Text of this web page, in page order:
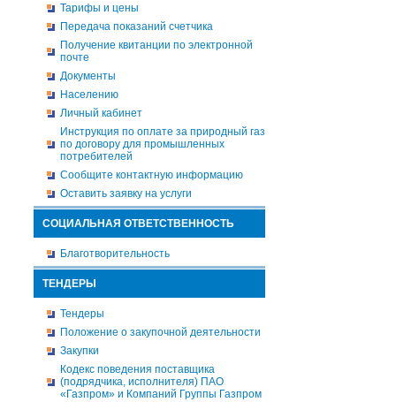
Тарифы и цены
Передача показаний счетчика
Получение квитанции по электронной
почте
Документы
Населению
Личный кабинет
Инструкция по оплате за природный газ
по договору для промышленных
потребителей
Сообщите контактную информацию
Оставить заявку на услуги
СОЦИАЛЬНАЯ ОТВЕТСТВЕННОСТЬ
Благотворительность
ТЕНДЕРЫ
Тендеры
Положение о закупочной деятельности
Закупки
Кодекс поведения поставщика
(подрядчика, исполнителя) ПАО
«Газпром» и Компаний Группы Газпром